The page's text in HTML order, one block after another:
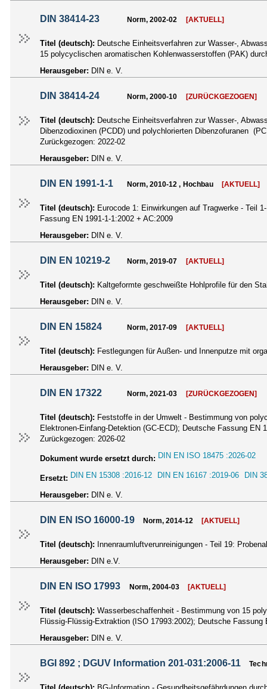
DIN 38414-23 Norm, 2002-02 [AKTUELL]
Titel (deutsch): Deutsche Einheitsverfahren zur Wasser-,
15 polycyclischen aromatischen Kohlenwasserstoffen (PAK)
Herausgeber: DIN e. V.
DIN 38414-24 Norm, 2000-10 [ZURÜCKGEZOGEN]
Titel (deutsch): Deutsche Einheitsverfahren zur Wasser-,
Dibenzodioxinen (PCDD) und polychlorierten Dibenzofuranen
Zurückgezogen: 2022-02
Herausgeber: DIN e. V.
DIN EN 1991-1-1 Norm, 2010-12 , Hochbau [AKTUELL]
Titel (deutsch): Eurocode 1: Einwirkungen auf Tragwerke - Teil
Fassung EN 1991-1-1:2002 + AC:2009
Herausgeber: DIN e. V.
DIN EN 10219-2 Norm, 2019-07 [AKTUELL]
Titel (deutsch): Kaltgeformte geschweißte Hohlprofile für den
Herausgeber: DIN e. V.
DIN EN 15824 Norm, 2017-09 [AKTUELL]
Titel (deutsch): Festlegungen für Außen- und Innenputze mit
Herausgeber: DIN e. V.
DIN EN 17322 Norm, 2021-03 [ZURÜCKGEZOGEN]
Titel (deutsch): Feststoffe in der Umwelt - Bestimmung von
Elektronen-Einfang-Detektion (GC-ECD); Deutsche Fassung EN
Zurückgezogen: 2026-02
Dokument wurde ersetzt durch: DIN EN ISO 18475 :2026-02
Ersetzt: DIN EN 15308 :2016-12 DIN EN 16167 :2019-06 DIN
Herausgeber: DIN e. V.
DIN EN ISO 16000-19 Norm, 2014-12 [AKTUELL]
Titel (deutsch): Innenraumluftverunreinigungen - Teil 19:
Herausgeber: DIN e.V.
DIN EN ISO 17993 Norm, 2004-03 [AKTUELL]
Titel (deutsch): Wasserbeschaffenheit - Bestimmung von 15
Flüssig-Flüssig-Extraktion (ISO 17993:2002); Deutsche Fassung
Herausgeber: DIN e. V.
BGI 892 ; DGUV Information 201-031:2006-11